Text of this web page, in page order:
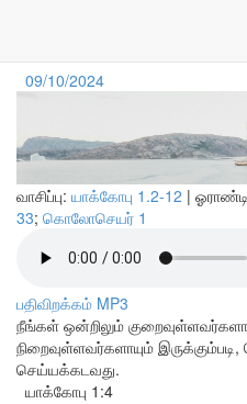
பொறுமையில்
09/10/2024
வாசிப்பு: யாக்கோபு 1.2-12 |
33; கொலோசெயர் 1
பதிவிறக்கம் MP3
நீங்கள் ஒன்றிலும்
நிறைவுள்ளவர்களாயும்
செய்யக்கடவது.
யாக்கோபு 1:4